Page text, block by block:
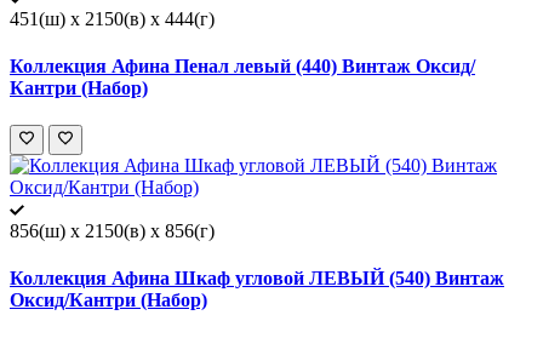
451(ш) x 2150(в) x 444(г)
Коллекция Афина Пенал левый (440) Винтаж Оксид/
Кантри (Набор)
856(ш) x 2150(в) x 856(г)
Коллекция Афина Шкаф угловой ЛЕВЫЙ (540) Винтаж
Оксид/Кантри (Набор)